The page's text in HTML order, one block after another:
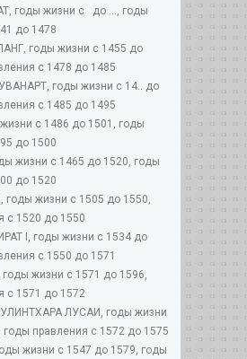
годы жизни с до ..., годы
до 1478
годы жизни с 1455 до
с 1478 до 1485
годы жизни с 14.. до
с 1485 до 1495
с 1486 до 1501, годы
до 1500
жизни с 1465 до 1520, годы
до 1520
годы жизни с 1505 до 1550,
с 1520 до 1550
I, годы жизни с 1534 до
с 1550 до 1571
жизни с 1571 до 1596,
с 1571 до 1572
ЛУСАИ, годы жизни
годы правления с 1572 до 1575
жизни с 1547 до 1579, годы